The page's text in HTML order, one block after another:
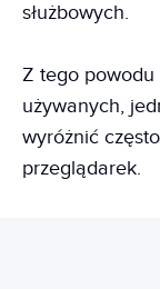
służbowych.
Z tego
używanych,
wyróżnić
przeglądarek.